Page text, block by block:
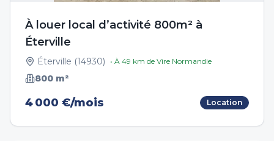
À louer local d’activité 800m² à
Éterville
Éterville (14930) • À 49 km de Vire Normandie
800 m²
4 000 €/mois Location